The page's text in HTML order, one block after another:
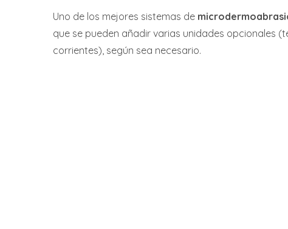
Uno de los mejores sistemas de
que se pueden añadir varias unidades opcionales
corrientes), según sea necesario.